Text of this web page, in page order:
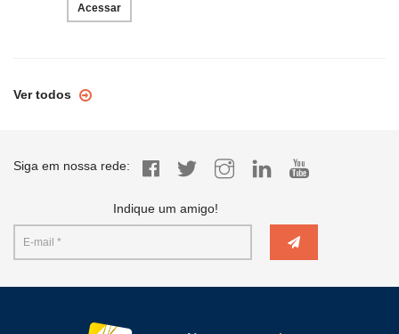
Acessar
Ver todos
Siga em nossa rede:
Indique um amigo!